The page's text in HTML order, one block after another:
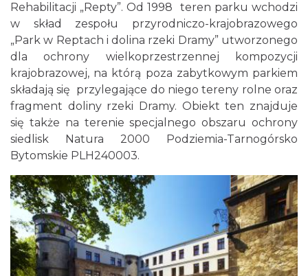
Rehabilitacji „Repty”. Od 1998 teren parku wchodzi
w skład zespołu przyrodniczo-krajobrazowego
„Park w Reptach i dolina rzeki Dramy” utworzonego
dla ochrony wielkoprzestrzennej kompozycji
krajobrazowej, na którą poza zabytkowym parkiem
składają się przylegające do niego tereny rolne oraz
fragment doliny rzeki Dramy. Obiekt ten znajduje
się także na terenie specjalnego obszaru ochrony
siedlisk Natura 2000 Podziemia-Tarnogórsko
Bytomskie PLH240003.